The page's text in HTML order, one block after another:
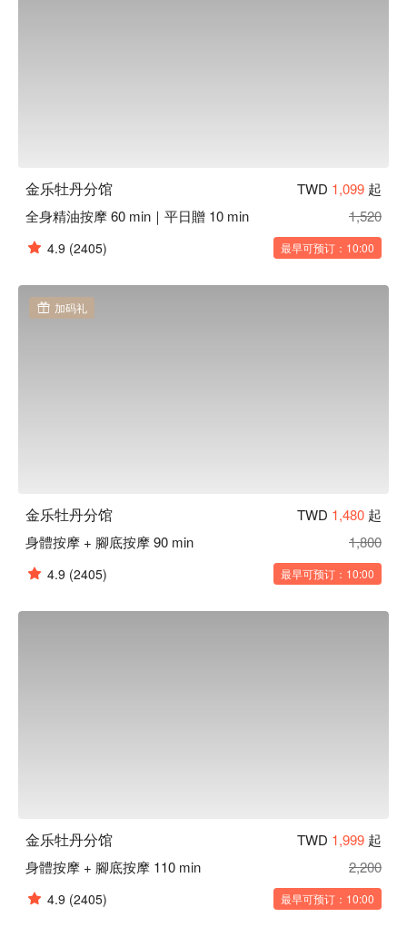
金乐牡丹分馆 TWD 1,099 起
全身精油按摩 60 min｜平日贈 10 min
1,520
4.9 (2405) 最早可预订：10:00
加码礼
金乐牡丹分馆 TWD 1,480 起
身體按摩 + 腳底按摩 90 min
1,800
4.9 (2405) 最早可预订：10:00
金乐牡丹分馆 TWD 1,999 起
身體按摩 + 腳底按摩 110 min
2,200
4.9 (2405) 最早可预订：10:00